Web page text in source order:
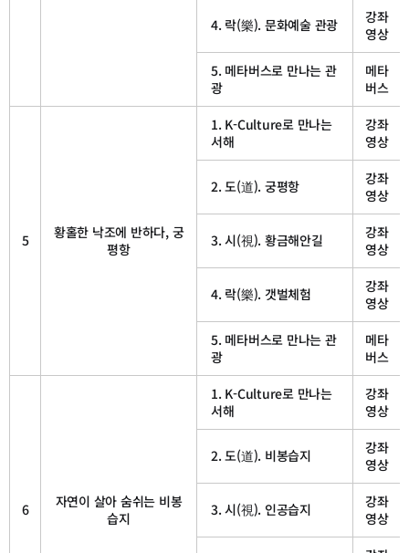
4. 락(樂). 문화예술 관광
강좌
영상
5. 메타버스로 만나는 관
광
메타
버스
5
황홀한 낙조에 반하다, 궁
평항
1. K-Culture로 만나는
서해
강좌
영상
2. 도(道). 궁평항
강좌
영상
3. 시(視). 황금해안길
강좌
영상
4. 락(樂). 갯벌체험
강좌
영상
5. 메타버스로 만나는 관
광
메타
버스
6
자연이 살아 숨쉬는 비봉
습지
1. K-Culture로 만나는
서해
강좌
영상
2. 도(道). 비봉습지
강좌
영상
3. 시(視). 인공습지
강좌
영상